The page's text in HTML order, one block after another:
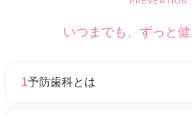
いつまでも、ずっと健
1予防歯科とは